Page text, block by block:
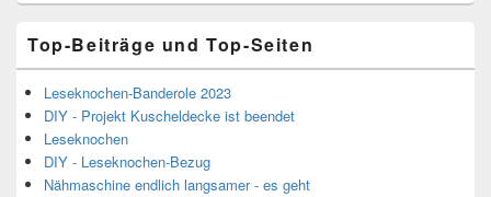
Top-Beiträge und Top-Seiten
Leseknochen-Banderole 2023
DIY - Projekt Kuscheldecke ist beendet
Leseknochen
DIY - Leseknochen-Bezug
Nähmaschine endlich langsamer - es geht